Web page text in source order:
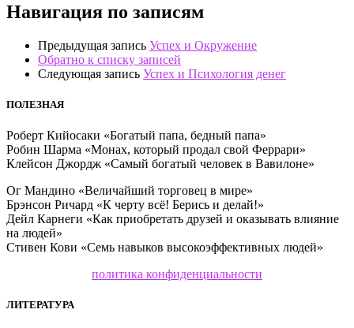
Навигация по записям
Предыдущая запись Успех и Окружение
Обратно к списку записей
Следующая запись Успех и Психология денег
ПОЛЕЗНАЯ
Роберт Кийосаки «Богатый папа, бедный папа»
Робин Шарма «Монах, который продал свой Феррари»
Клейсон Джордж «Самый богатый человек в Вавилоне»
Ог Мандино «Величайший торговец в мире»
Брэнсон Ричард «К черту всё! Берись и делай!»
Дейл Карнеги «Как приобретать друзей и оказывать влияние
на людей»
Стивен Кови «Семь навыков высокоэффективных людей»
политика конфиденциальности
ЛИТЕРАТУРА